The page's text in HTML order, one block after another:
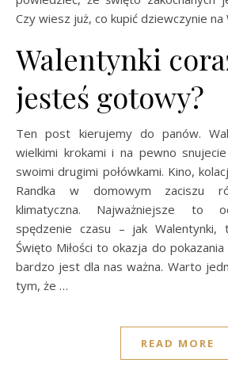
Czy wiesz już, co kupić dziewczynie na
Walentynki
jesteś gotowy?
Ten post kierujemy do panów.
wielkimi krokami i na pewno
swoimi drugimi połówkami. Kino,
Randka w domowym zaciszu
klimatyczna. Najważniejsze to
spędzenie czasu – jak
Święto Miłości to okazja do
bardzo jest dla nas ważna. Warto
tym, że …
READ MORE